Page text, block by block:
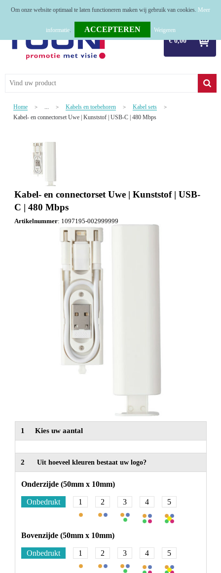
€ 0,00
Relatiegeschenken
Werkkleding
Kerstpakketten
Tastingpakketten
TOP 50
Home > ... > Kabels en toebehoren > Kabel sets >
Kabel- en connectorset Uwe | Kunststof | USB-C | 480 Mbps
Kabel- en connectorset Uwe | Kunststof | USB-
C | 480 Mbps
Artikelnummer: 1097195-002999999
1 Kies uw aantal
2 Uit hoeveel kleuren bestaat uw logo?
Onderzijde (50mm x 10mm)
Onbedrukt 1 2 3 4 5
Bovenzijde (50mm x 10mm)
Onbedrukt 1 2 3 4 5
Om onze website optimaal te laten functioneren maken wij gebruik van cookies. Meer
informatie. Weigeren